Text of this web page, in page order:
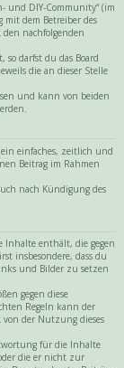
und DIY-Community“ (im
mit dem Betreiber des
den nachfolgenden
darfst du das Board
die an dieser Stelle
und kann von beiden
einfaches, zeitlich und
Beitrag im Rahmen
nach Kündigung des
Inhalte enthält, die gegen
insbesondere, dass du
und Bilder zu setzen
gegen diese
Regeln kann der
der Nutzung dieses
für die Inhalte
die er nicht zur